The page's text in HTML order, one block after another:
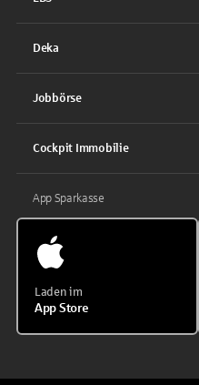
Deka
Jobbörse
Cockpit Immobilie
App Sparkasse
Laden im
App Store